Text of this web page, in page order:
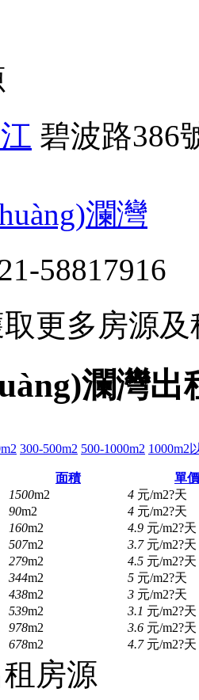
碧波路386
瀾灣
58817916
更多房源
瀾灣出
300-500m2 500-1000m2 1000m2
面積
單價
1500m2 4 元/m2?天
90m2 4 元/m2?天
160m2 4.9 元/m2?天
507m2 3.7元/m2?天
279m2 4.5 元/m2?天
344m2 5 元/m2?天
438m2 3 元/m2?天
539m2 3.1 元/m2?天
978m2 3.6 元/m2?天
678m2 4.7元/m2?天
房源